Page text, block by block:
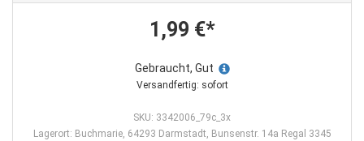
1,99 €*
Gebraucht, Gut
Versandfertig: sofort
SKU: 3342006_79c_3x
Lagerort: Buchmarie, 64293 Darmstadt, Bunsenstr. 14a Regal 3345